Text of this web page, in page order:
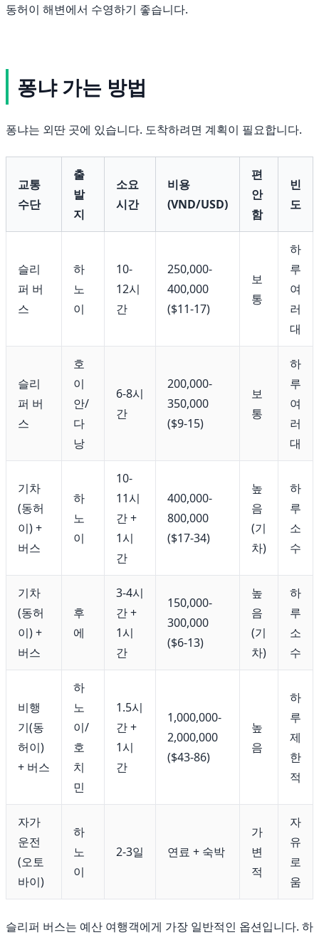
동허이 해변에서 수영하기 좋습니다.
퐁냐 가는 방법
퐁냐는 외딴 곳에 있습니다. 도착하려면 계획이 필요합니다.
교통
수단
출
발
지
소요
시간
비용
(VND/USD)
편
안
함
빈
도
슬리
퍼 버
스
하
노
이
10-
12시
간
250,000-
400,000
($11-17)
보
통
하
루
여
러
대
슬리
퍼 버
스
호
이
안/
다
낭
6-8시
간
200,000-
350,000
($9-15)
보
통
하
루
여
러
대
기차
(동허
이) +
버스
하
노
이
10-
11시
간 +
1시
간
400,000-
800,000
($17-34)
높
음
(기
차)
하
루
소
수
기차
(동허
이) +
버스
후
에
3-4시
간 +
1시
간
150,000-
300,000
($6-13)
높
음
(기
차)
하
루
소
수
비행
기(동
허이)
+ 버스
하
노
이/
호
치
민
1.5시
간 +
1시
간
1,000,000-
2,000,000
($43-86)
높
음
하
루
제
한
적
자가
운전
(오토
바이)
하
노
이
2-3일 연료 + 숙박
가
변
적
자
유
로
움
슬리퍼 버스는 예산 여행객에게 가장 일반적인 옵션입니다. 하